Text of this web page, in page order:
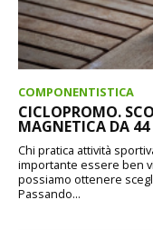
COMPONENTISTICA
CICLOPROMO.
MAGNETICA DA
Chi pratica attività
importante essere ben
possiamo ottenere
Passando...